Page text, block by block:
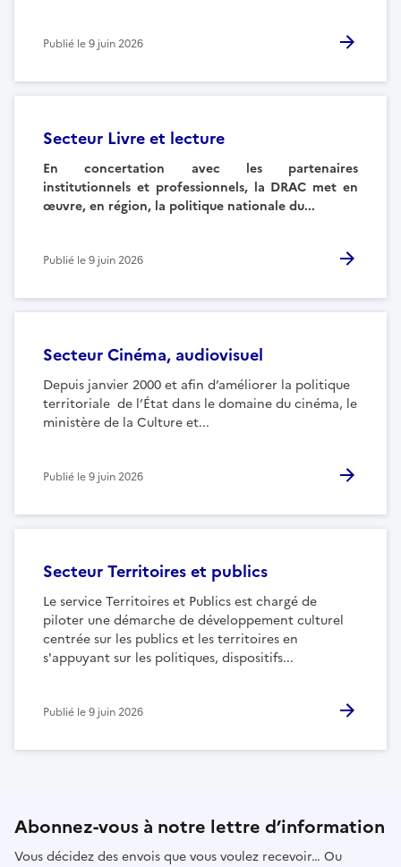
Publié le9 juin 2026
Secteur Livre et lecture
En concertation avec les partenaires
institutionnels et professionnels, la DRAC met en
œuvre, en région, la politique nationale du...
Publié le9 juin 2026
Secteur Cinéma, audiovisuel
Depuis janvier 2000 et afin d’améliorer la politique
territoriale de l’État dans le domaine du cinéma, le
ministère de la Culture et...
Publié le9 juin 2026
Secteur Territoires et publics
Le service Territoires et Publics est chargé de
piloter une démarche de développement culturel
centrée sur les publics et les territoires en
s'appuyant sur les politiques, dispositifs...
Publié le9 juin 2026
Abonnez-vous à notre lettre d’information
Vous décidez des envois que vous voulez recevoir… Ou